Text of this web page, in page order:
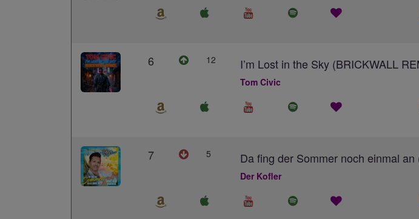
6 12 I’m Lost in the Sky (BRICKWALL
Tom Civic
7 5 Da fing der Sommer noch einmal
Der Kofler